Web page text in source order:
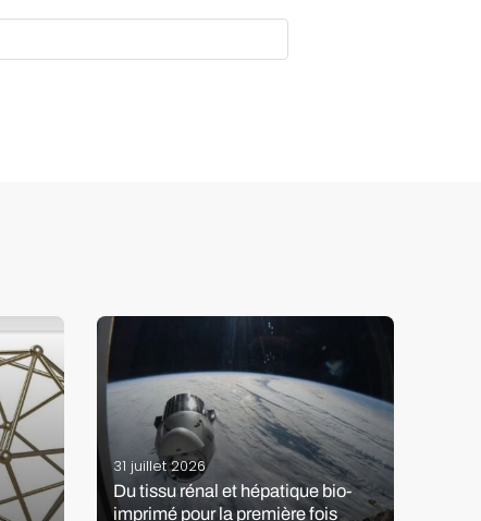
31 juillet 2026
Du tissu rénal et hépatique bio-
imprimé pour la première fois